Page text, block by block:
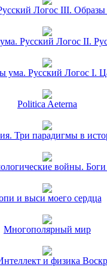
Логос III.
Русский Логос II.
ума. Русский Логос I.
Politica Aeterna
Три парадигмы в
войны.
и выси моего сердца
Многополярный мир
и физика